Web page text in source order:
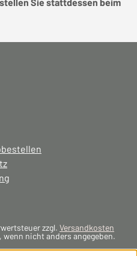
zzgl. Versandkosten
nicht anders angegeben.